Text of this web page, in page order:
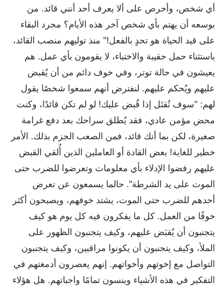
أي شخص، وأحرص على ألا يعرف أحد أنني قائد. من
بوسعه أن يهتم بأي شخص آخر هذه الأيام؟ مجرد البقاء
على قيد الحياة هو تحدٍ بالفعل!" منذ توليهم منصب القائد،
باستثناء حمل حقيبة والاختباء، لا يقومون بأي عمل. هم
يعيشون في حالة توتر، وفي خوف دائم من أن يُقبض
عليهم ويُحكم عليهم. لنفترض أنهم سمعوا شخصًا يقول
لهم: "سوف تُقتَل إذا قُبض عليك! لو لم تكن قائدًا، وكنت
محض مؤمن عادي، فقد يُطلق سراحك بعد دفع غرامة
صغيرة، لكن بما أنك قائد، فمن الصعب الجزم بذلك. الأمر
خطير للغاية! بعض القادة أو العاملين الذين أُلقي القبض
عليهم رفضوا الإدلاء بأي معلومات وتعرضوا للضرب حتى
الموت على يد الشرطة". حالما يسمعون عن تعرض
أحدهم للضرب حتى الموت، يشتد خوفهم، ويصبحون أكثر
خوفًا من العمل. كل ما يفكرون فيه كل يوم هو كيف
يتجنبون أن يُقبَض عليهم، وكيف يتجنبون الظهور على
الملأ، وكيف يتجنبون أن يكونوا مراقبين، وكيف يتجنبون
التواصل مع إخوتهم وأخواتهم. إنهم يعصرون أدمغتهم في
التفكير في هذه الأشياء وينسون تمامًا واجباتهم. هل هؤلاء